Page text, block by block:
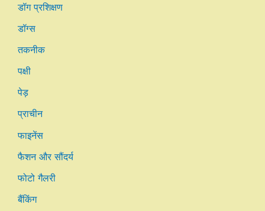
डॉग प्रशिक्षण
डॉग्स
तकनीक
पक्षी
पेड़
प्राचीन
फाइनेंस
फैशन और सौंदर्य
फोटो गैलरी
बैंकिंग